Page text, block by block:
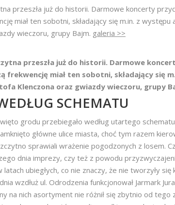
przeszła już do historii. Darmowe koncerty
miał ten sobotni, składający się m.in. z
wieczoru, grupy Bajm. galeria >>
przeszła już do historii. Darmowe
frekwencję miał ten sobotni, składający się
Klenczona oraz gwiazdy wieczoru, grupy
SCHEMATU
grodu przebiegało według utartego
główne ulice miasta, choć tym razem
sprawiali wrażenie pogodzonych z losem.
dnia imprezy, czy też z powodu
latach ubiegłych, co nie znaczy, że nie tworzyły
wzdłuż ul. Odrodzenia funkcjonował Jarmark
na nich asortyment nie różnił się zbytnio od tego